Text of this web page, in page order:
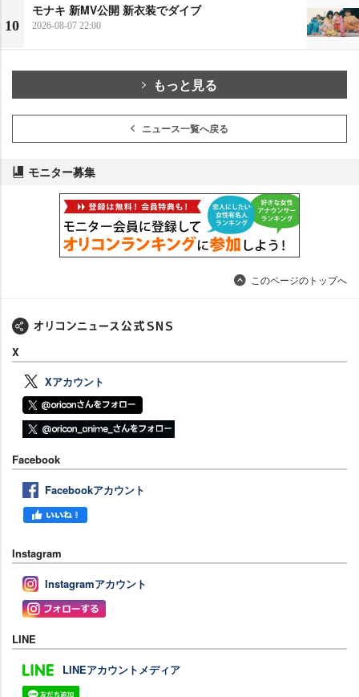
10
モナキ 新MV公開 新衣装でダイブ
2026-08-07 22:00
もっと見る
ニュース一覧へ戻る
モニター募集
このページのトップへ
X
Xアカウント
Facebook
Facebookアカウント
Instagram
Instagramアカウント
LINE
LINEアカウントメディア